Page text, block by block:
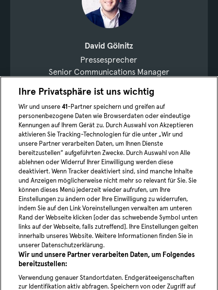
David Gölnitz
Pressesprecher
Senior Communications Manager
+4915228465411
david.goelnitz@moia.io
Jetzt vernetzen
YouTube
Blog
News
Karriere
Ihre Privatsphäre ist uns wichtig
Wir und unsere41-Partner speichern und greifen auf
personenbezogene Daten wie Browserdaten oder eindeutige
Kennungen auf Ihrem Gerät zu. Durch Auswahl von Akzeptieren
aktivieren Sie Tracking-Technologien für die unter „Wir und
unsere Partner verarbeiten Daten, um Ihnen Dienste
bereitzustellen“ aufgeführten Zwecke. Durch Auswahl von Alle
ablehnen oder Widerruf Ihrer Einwilligung werden diese
deaktiviert. Wenn Tracker deaktiviert sind, sind manche Inhalte
und Anzeigen möglicherweise nicht mehr so relevant für Sie. Sie
können dieses Menü jederzeit wieder aufrufen, um Ihre
Einstellungen zu ändern oder Ihre Einwilligung zu widerrufen,
indem Sie auf den Link Voreinstellungen verwalten am unteren
Rand der Webseite klicken [oder das schwebende Symbol unten
links auf der Webseite, falls zutreffend]. Ihre Einstellungen gelten
innerhalb unseres Website. Weitere Informationen finden Sie in
unserer Datenschutzerklärung.
Wir und unsere Partner verarbeiten Daten, um Folgendes
bereitzustellen:
Verwendung genauer Standortdaten. Endgeräteeigenschaften
zur Identifikation aktiv abfragen. Speichern von oder Zugriff auf